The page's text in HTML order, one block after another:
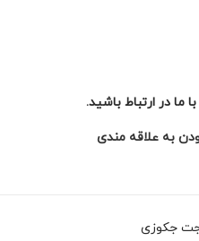
ما در ارتباط باشید.
به علاقه مندی
جکوزی